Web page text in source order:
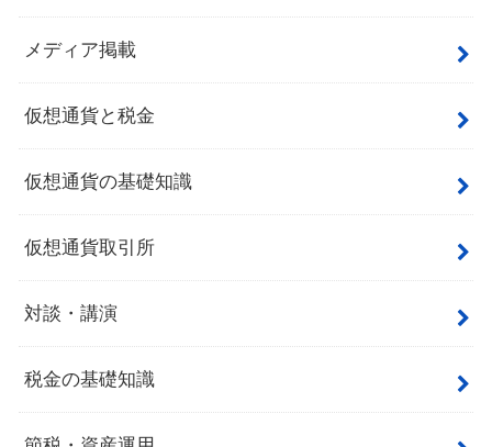
メディア掲載
仮想通貨と税金
仮想通貨の基礎知識
仮想通貨取引所
対談・講演
税金の基礎知識